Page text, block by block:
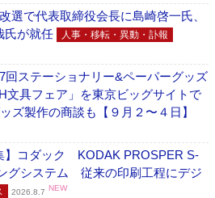
で代表取締役会長に島崎啓一氏、
氏が就任
人事・移転・異動・訃報
ステーショナリー&ペーパーグッズ
文具フェア」を東京ビッグサイトで
ズ製作の商談も【９月２〜４日】
】コダック KODAK PROSPER S-
グシステム 従来の印刷工程にデジ
2026.8.7 NEW